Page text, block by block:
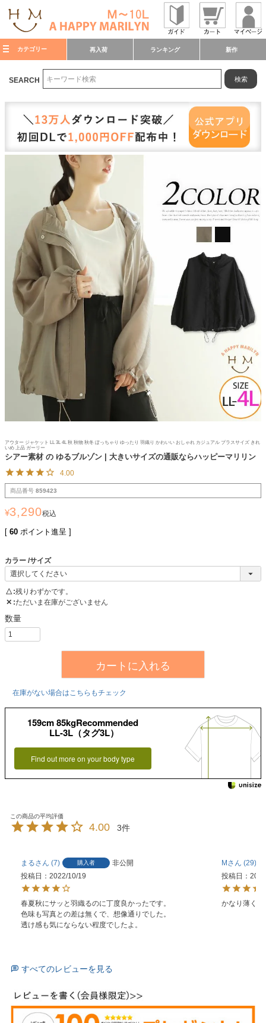
カテゴリー 再入荷 ランキング 新作
SEARCH 検索
アウター ジャケット LL 3L 4L 秋 秋物 秋冬 ぽっちゃり ゆったり 羽織り かわいい おしゃれ カジュアル プラスサイズ きれ
いめ 上品 ガーリー
シアー素材 の ゆるブルゾン | 大きいサイズの通販ならハッピーマリリン
4.00
商品番号 859423
¥3,290税込
[ 60 ポイント進呈 ]
カラー サイズ
△ 残りわずかです。
✕ ただいま在庫がございません
カートに入れる
在庫がない場合はこちらもチェック
159cm 85kgRecommended
LL-3L（タグ3L）
Find out more on your body type
4.00 3
まる 7 購入者
非公開
投稿日
2022/10/19
春夏秋にサッと羽織るのに丁度良かったです。
色味も写真との差は無くで、想像通りでした。
透け感も気にならない程度でしたよ。
M
29
投稿日
すべてのレビューを見る